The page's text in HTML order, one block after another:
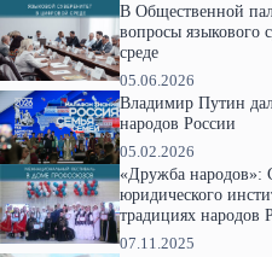
В Общественной
вопросы языкового
среде
05.06.2026
Владимир Путин дал
народов России
05.02.2026
«Дружба народов»:
юридического
традициях народов
07.11.2025